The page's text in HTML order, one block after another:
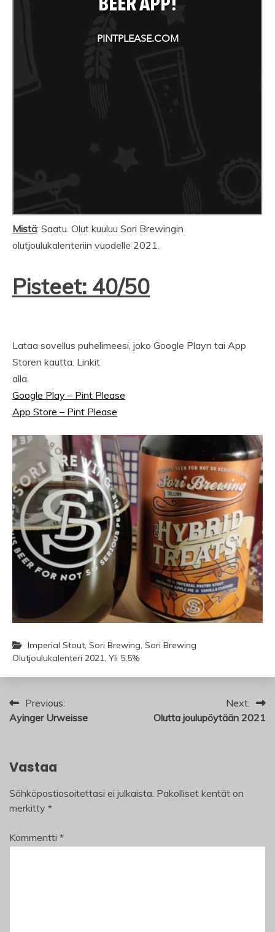
Mistä: Saatu. Olut kuuluu Sori Brewingin
olutjoulukalenteriin vuodelle 2021.
Pisteet: 40/50
Lataa sovellus puhelimeesi, joko Google Playn tai App
Storen kautta. Linkit
alla.
Google Play – Pint Please
App Store – Pint Please
Imperial Stout, Sori Brewing, Sori Brewing
Olutjoulukalenteri 2021, Yli 5.5%
Artikkelien
selaus
Previous:
Ayinger Urweisse
Next:
Olutta joulupöytään 2021
Vastaa
Sähköpostiosoitettasi ei julkaista. Pakolliset kentät on
merkitty *
Kommentti *